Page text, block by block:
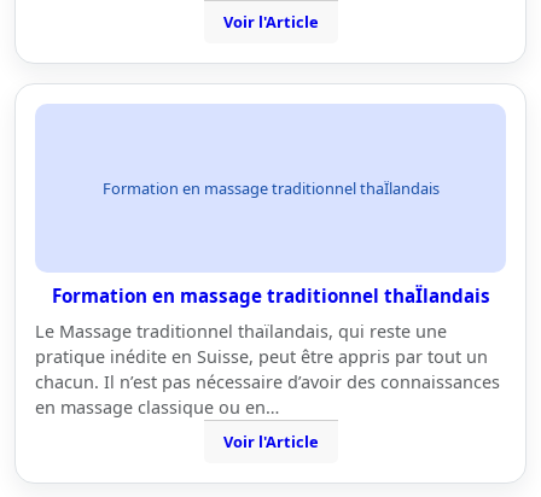
Voir l'Article
Formation en massage traditionnel thaÏlandais
Formation en massage traditionnel thaÏlandais
Le Massage traditionnel thaïlandais, qui reste une
pratique inédite en Suisse, peut être appris par tout un
chacun. Il n’est pas nécessaire d’avoir des connaissances
en massage classique ou en…
Voir l'Article